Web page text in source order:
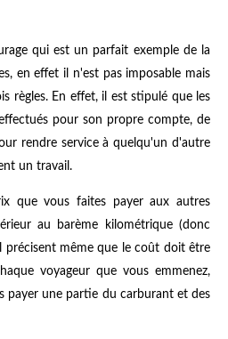
qui est un parfait exemple de la
en effet il n'est pas imposable mais
règles. En effet, il est stipulé que les
pour son propre compte, de
rendre service à quelqu'un d'autre
un travail.
que vous faites payer aux autres
au barème kilométrique (donc
précisent même que le coût doit être
voyageur que vous emmenez,
payer une partie du carburant et des